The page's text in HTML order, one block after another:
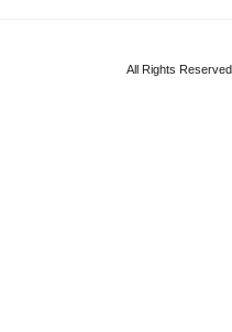
All Rights Reserved